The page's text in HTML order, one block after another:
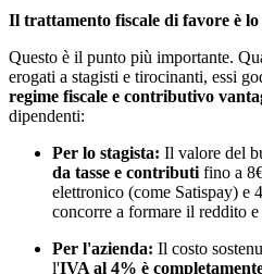
Il trattamento fiscale di favore è lo
Questo è il punto più importante.
erogati a stagisti e tirocinanti, essi
regime fiscale e contributivo
dipendenti:
Per lo stagista: Il valore del
da tasse e contributifino a
elettronico (come Satispay) e
concorre a formare il reddito e
Per l'azienda: Il costo
l'IVA al 4% è